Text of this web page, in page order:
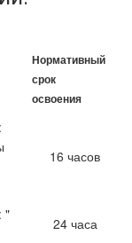
Нормативный
срок
освоения
16 часов
"
24 часа